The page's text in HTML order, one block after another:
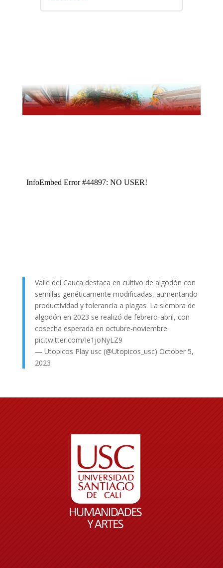
Valle del Cauca destaca en cultivo de algodón con
semillas genéticamente modificadas, aumentando
productividad y tolerancia a plagas. La siembra de
algodón en 2023 se realizó de febrero-abril, con
cosecha esperada en octubre-noviembre.
pic.twitter.com/Ie1joNyLZ9
— Utopicos Play usc (@Utopicos_usc) October 5,
2023